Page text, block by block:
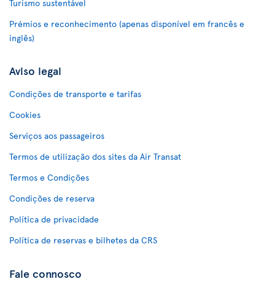
Turismo sustentável
Prémios e reconhecimento (apenas disponível em francês e
inglês)
Aviso legal
Condições de transporte e tarifas
Cookies
Serviços aos passageiros
Termos de utilização dos sites da Air Transat
Termos e Condições
Condições de reserva
Política de privacidade
Política de reservas e bilhetes da CRS
Fale connosco